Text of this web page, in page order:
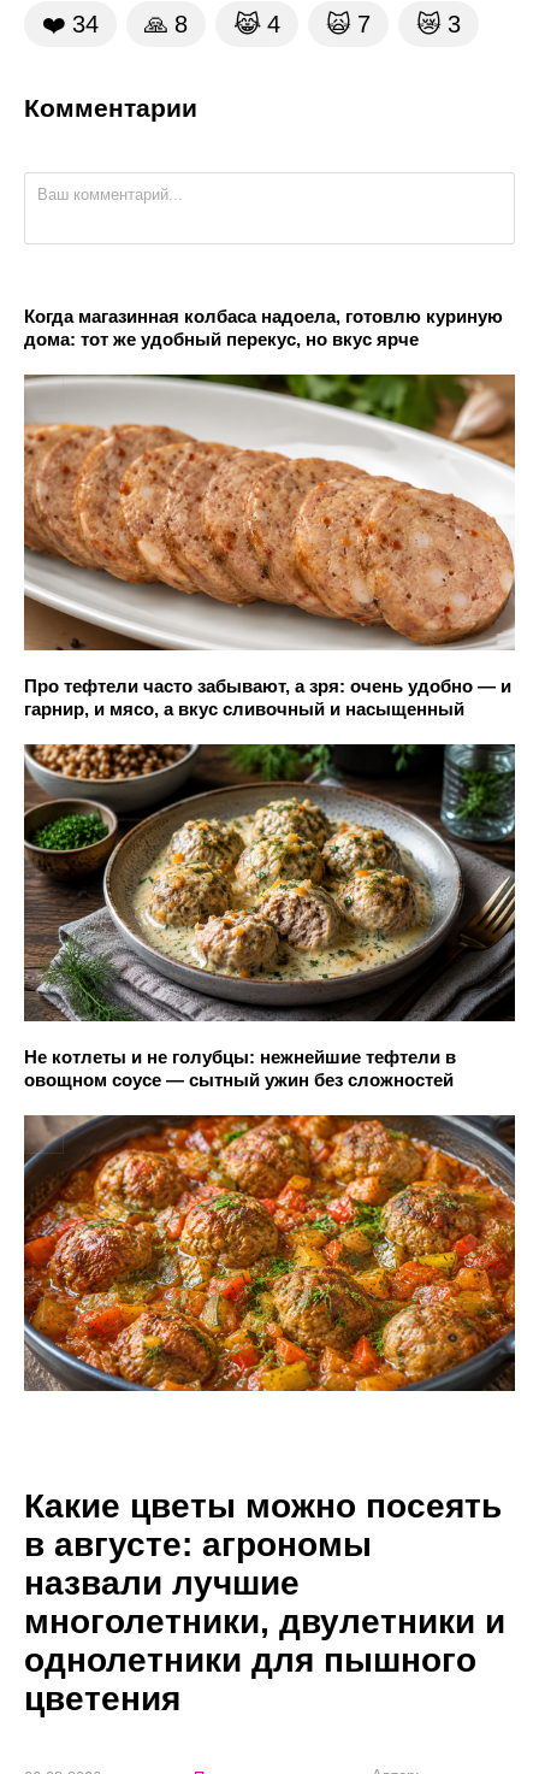
❤️ 34 🙏 8 😹 4 🙀 7 😿 3
Комментарии
Когда магазинная колбаса надоела, готовлю куриную
дома: тот же удобный перекус, но вкус ярче
Про тефтели часто забывают, а зря: очень удобно — и
гарнир, и мясо, а вкус сливочный и насыщенный
Не котлеты и не голубцы: нежнейшие тефтели в
овощном соусе — сытный ужин без сложностей
Какие цветы можно посеять
в августе: агрономы
назвали лучшие
многолетники, двулетники и
однолетники для пышного
цветения